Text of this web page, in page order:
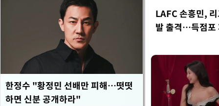
한정수 "황정민 선배만 피해…떳떳
하면 신분 공개하라"
LAFC 손흥민,
발 출격…득점포